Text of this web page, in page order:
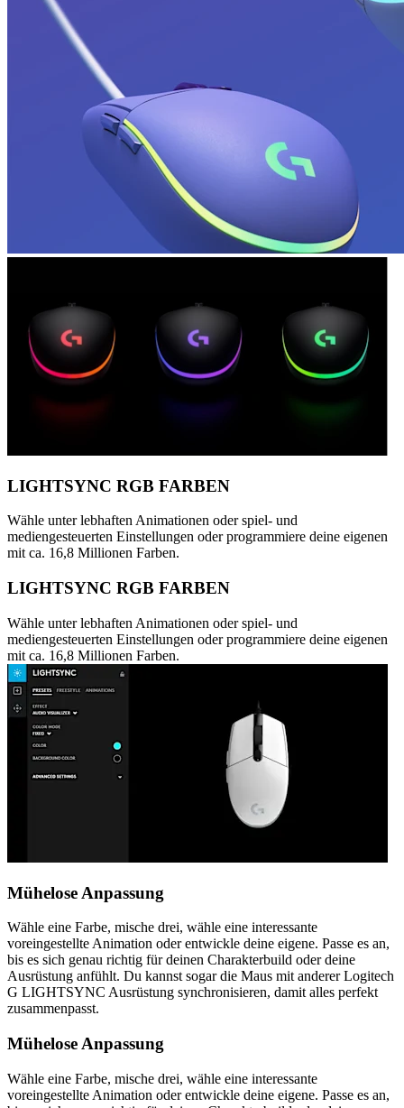
LIGHTSYNC RGB FARBEN
Wähle unter lebhaften Animationen oder spiel- und
mediengesteuerten Einstellungen oder programmiere deine eigenen
mit ca. 16,8 Millionen Farben.
LIGHTSYNC RGB FARBEN
Wähle unter lebhaften Animationen oder spiel- und
mediengesteuerten Einstellungen oder programmiere deine eigenen
mit ca. 16,8 Millionen Farben.
Mühelose Anpassung
Wähle eine Farbe, mische drei, wähle eine interessante
voreingestellte Animation oder entwickle deine eigene. Passe es an,
bis es sich genau richtig für deinen Charakterbuild oder deine
Ausrüstung anfühlt. Du kannst sogar die Maus mit anderer Logitech
G LIGHTSYNC Ausrüstung synchronisieren, damit alles perfekt
zusammenpasst.
Mühelose Anpassung
Wähle eine Farbe, mische drei, wähle eine interessante
voreingestellte Animation oder entwickle deine eigene. Passe es an,